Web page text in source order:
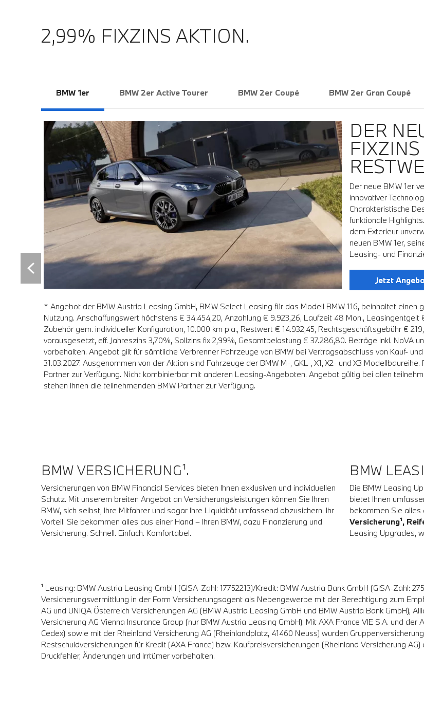
2,99% FIXZINS AKTION.
BMW 1er BMW 2er Active Tourer BMW 2er Coupé BMW 2er Gran Coupé
DER
Der neue BMW 1er
innovativer
Charakteristische
funktionale
dem Exterieur
neuen BMW 1er,
Leasing- und
Jetzt
* Angebot der BMW Austria Leasing GmbH, BMW Select Leasing für das Modell BMW 116, beinhaltet
Nutzung. Anschaffungswert höchstens € 34.454,20, Anzahlung € 9.923,26, Laufzeit 48 Mon.,
Zubehör gem. individueller Konfiguration, 10.000 km p.a., Restwert € 14.932,45, Rechtsgeschäftsgebühr €
vorausgesetzt, eff. Jahreszins 3,70%, Sollzins fix 2,99%, Gesamtbelastung € 37.286,80. Beträge inkl. NoVA
vorbehalten. Angebot gilt für sämtliche Verbrenner Fahrzeuge von BMW bei Vertragsabschluss von Kauf-
31.03.2027. Ausgenommen von der Aktion sind Fahrzeuge der BMW M-, GKL-, X1, X2- und X3
Partner zur Verfügung. Nicht kombinierbar mit anderen Leasing-Angeboten. Angebot gültig bei allen
stehen Ihnen die teilnehmenden BMW Partner zur Verfügung.
BMW VERSICHERUNG¹.
Versicherungen von BMW Financial Services bieten Ihnen exklusiven und individuellen
Schutz. Mit unserem breiten Angebot an Versicherungsleistungen können Sie Ihren
BMW, sich selbst, Ihre Mitfahrer und sogar Ihre Liquidität umfassend abzusichern. Ihr
Vorteil: Sie bekommen alles aus einer Hand – Ihren BMW, dazu Finanzierung und
Versicherung. Schnell. Einfach. Komfortabel.
BMW
Die BMW Leasing
bietet Ihnen
bekommen Sie alles
Versicherung¹,
Leasing Upgrades,
¹ Leasing: BMW Austria Leasing GmbH (GISA-Zahl: 17752213)/Kredit: BMW Austria Bank GmbH (GISA-Zahl:
Versicherungsvermittlung in der Form Versicherungsagent als Nebengewerbe mit der Berechtigung zum
AG und UNIQA Österreich Versicherungen AG (BMW Austria Leasing GmbH und BMW Austria Bank GmbH),
Versicherung AG Vienna Insurance Group (nur BMW Austria Leasing GmbH). Mit AXA France VIE S.A. und der
Cedex) sowie mit der Rheinland Versicherung AG (Rheinlandplatz, 41460 Neuss) wurden
Restschuldversicherungen für Kredit (AXA France) bzw. Kaufpreisversicherungen (Rheinland Versicherung
Druckfehler, Änderungen und Irrtümer vorbehalten.